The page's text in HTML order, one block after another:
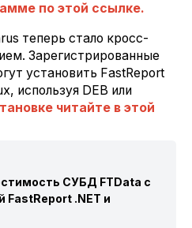
по этой ссылке.
теперь стало кросс-
Зарегистрированные
установить FastReport
используя DEB или
читайте в этой
СУБД FTData с
.NET и